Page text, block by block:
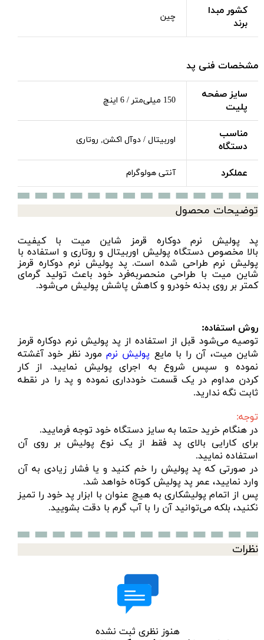
کشور مبدا
برند
چین
مشخصات فنی پد
سایز صفحه
پلیت
150 میلی‌متر / 6 اینچ
مناسب
دستگاه
اوربیتال / دوآل اکشن, روتاری
عملکرد آنتی هولوگرام
توضیحات محصول
پد پولیش نرم دوکاره قرمز شاین‌ میت با کیفیت
بالا مخصوص دستگاه پولیش اوربیتال و روتاریو استفاده با
پولیش نرمطراحی شده است. پد پولیش نرم دوکاره قرمز
شاین‌ میت با طراحی منحصر‌به‌فرد خود باعث تولید گرمای
کمتر بر روی بدنه خودرو و کاهش پاشش پولیش می‌شود.
روش استفاده:
توصیه می‌شود قبل از استفاده از پد پولیش نرم دوکاره قرمز
شاین میت، آن را با مایع پولیش نرم مورد نظر خود آغشته
نموده و سپس شروع به اجرای پولیش نمایید. از کار
کردن مداوم در یک قسمت خودداری نموده و پد را در نقطه
ثابت نگه ندارید.
توجه:
در هنگام خرید حتما به سایز دستگاه خود توجه فرمایید.
برای کارایی بالای پد فقط از یک نوع پولیش بر روی آن
استفاده نمایید.
در صورتی که پد پولیش را خم کنید و یا فشار زیادی به آن
وارد نمایید، عمر پد پولیش کوتاه خواهد شد.
پس از اتمام پولیشکاری به هیچ عنوان با ابزار پد خود را تمیز
نکنید، بلکه می‌توانید آن را با آب گرم با دقت بشویید.
نظرات
هنوز نظری ثبت نشده